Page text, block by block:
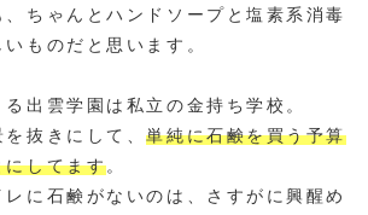
ちゃんとハンドソープと塩素系消毒
ものだと思います。
出雲学園は私立の金持ち学校。
を抜きにして、単純に石鹸を買う予算
にしてます。
に石鹸がないのは、さすがに興醒め